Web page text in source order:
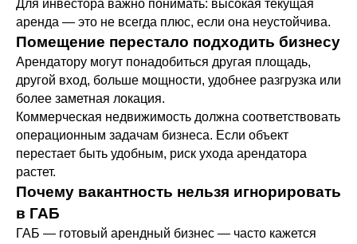
Для инвестора важно понимать: высокая текущая
аренда — это не всегда плюс, если она неустойчива.
Помещение перестало подходить бизнесу
Арендатору могут понадобиться другая площадь,
другой вход, больше мощности, удобнее разгрузка или
более заметная локация.
Коммерческая недвижимость должна соответствовать
операционным задачам бизнеса. Если объект
перестает быть удобным, риск ухода арендатора
растет.
Почему вакантность нельзя игнорировать
в ГАБ
ГАБ — готовый арендный бизнес — часто кажется